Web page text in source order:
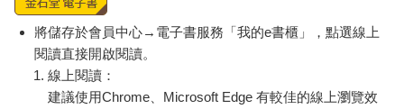
將儲存於會員中心→電子書服務「我的e書櫃」，點選線上
閱讀直接開啟閱讀。
線上閱讀：
建議使用Chrome、Microsoft Edge 有較佳的線上瀏覽效